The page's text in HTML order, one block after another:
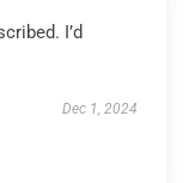
I’d
Dec 1, 2024